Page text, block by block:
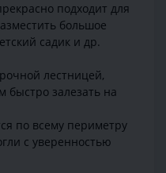
подходит для
большое
садик и др.
лестницей,
быстро залезать на
по всему периметру
с уверенностью